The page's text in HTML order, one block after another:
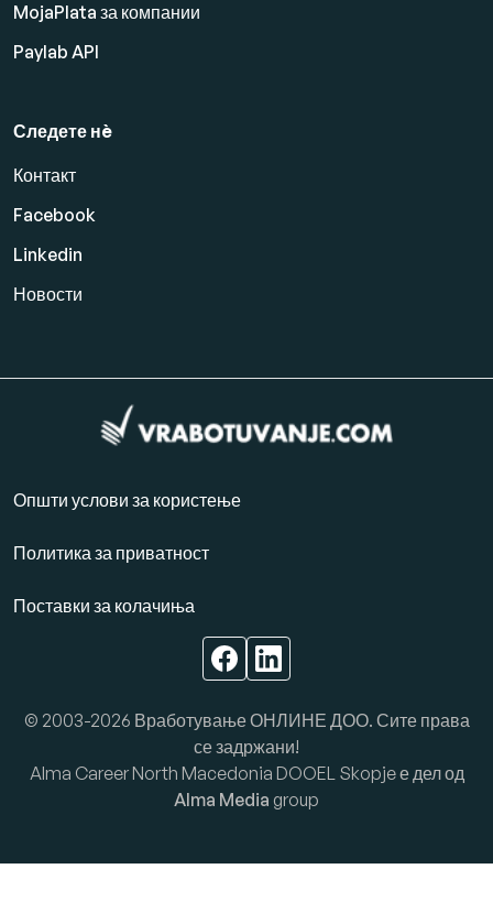
MojaPlata за компании
Paylab API
Следете нè
Контакт
Facebook
Linkedin
Новости
Општи услови за користење
Политика за приватност
Поставки за колачиња
© 2003-2026 Вработување ОНЛИНЕ ДОО. Сите права
се задржани!
Alma Career North Macedonia DOOEL Skopje е дел од
Alma Media group